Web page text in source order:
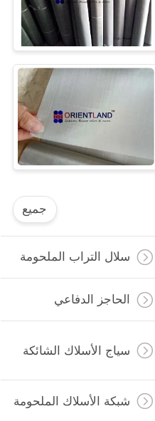
جميع
سلال التراب الملحومة
الحاجز الدفاعي
سياج الأسلاك الشائكة
شبكة الأسلاك الملحومة